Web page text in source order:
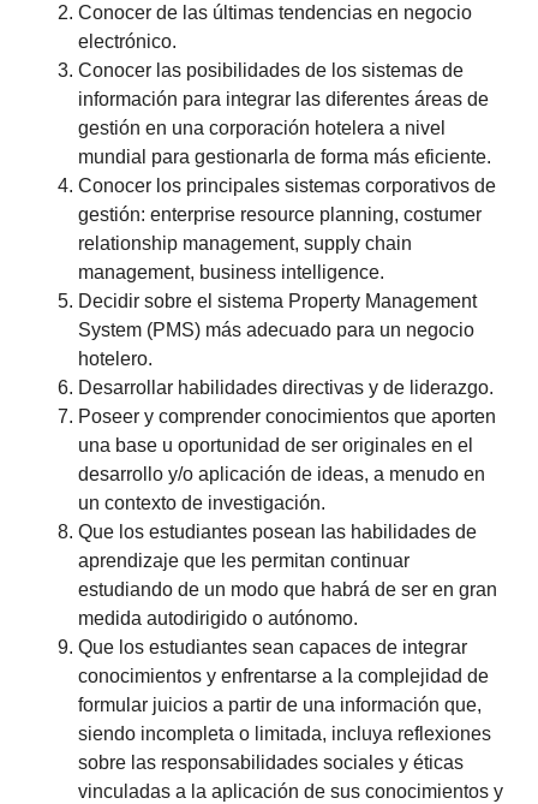
Conocer de las últimas tendencias en negocio
electrónico.
Conocer las posibilidades de los sistemas de
información para integrar las diferentes áreas de
gestión en una corporación hotelera a nivel
mundial para gestionarla de forma más eficiente.
Conocer los principales sistemas corporativos de
gestión: enterprise resource planning, costumer
relationship management, supply chain
management, business intelligence.
Decidir sobre el sistema Property Management
System (PMS) más adecuado para un negocio
hotelero.
Desarrollar habilidades directivas y de liderazgo.
Poseer y comprender conocimientos que aporten
una base u oportunidad de ser originales en el
desarrollo y/o aplicación de ideas, a menudo en
un contexto de investigación.
Que los estudiantes posean las habilidades de
aprendizaje que les permitan continuar
estudiando de un modo que habrá de ser en gran
medida autodirigido o autónomo.
Que los estudiantes sean capaces de integrar
conocimientos y enfrentarse a la complejidad de
formular juicios a partir de una información que,
siendo incompleta o limitada, incluya reflexiones
sobre las responsabilidades sociales y éticas
vinculadas a la aplicación de sus conocimientos y